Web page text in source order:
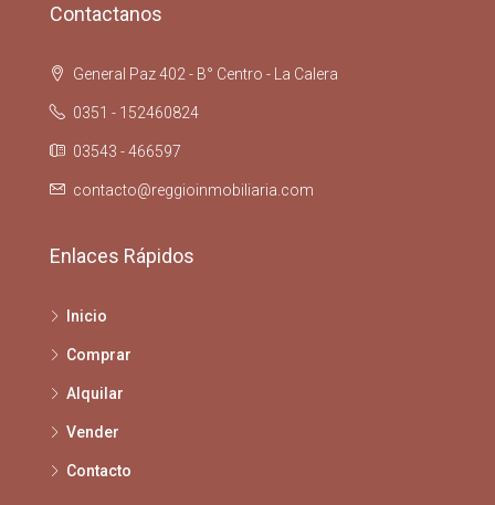
Contactanos
General Paz 402 - B° Centro - La Calera
0351 - 152460824
03543 - 466597
contacto@reggioinmobiliaria.com
Enlaces Rápidos
Inicio
Comprar
Alquilar
Vender
Contacto